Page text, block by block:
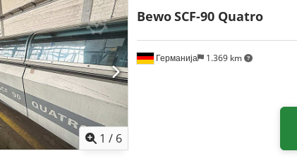
1 / 6
Германија 1.369 km
BewoSCF-90 Quatro